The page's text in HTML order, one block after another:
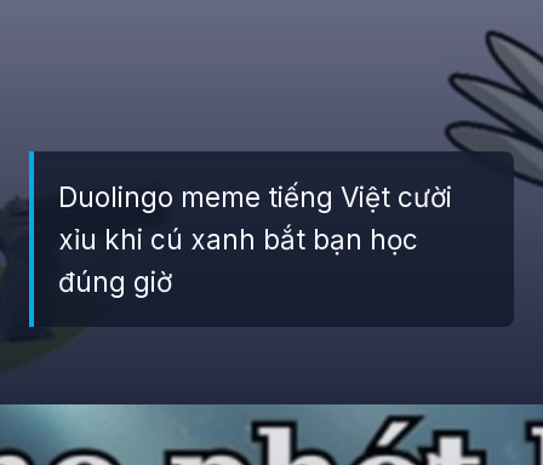
Duolingo meme tiếng Việt cười
xỉu khi cú xanh bắt bạn học
đúng giờ